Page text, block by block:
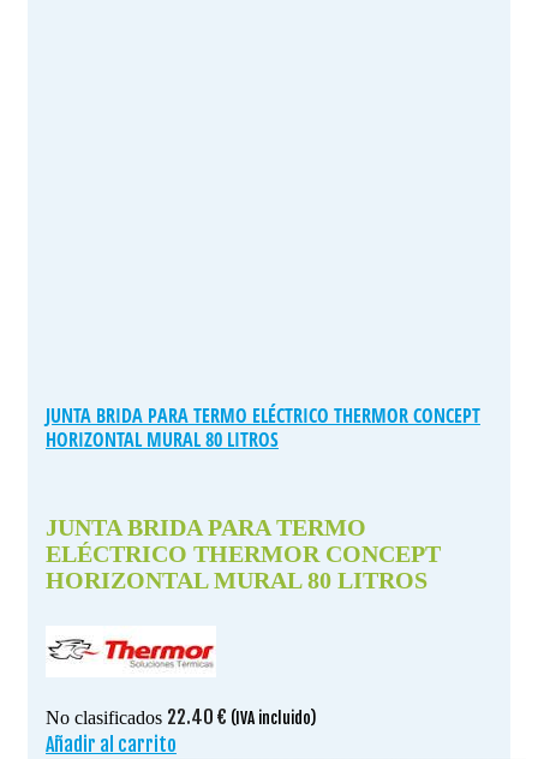
JUNTA BRIDA PARA TERMO ELÉCTRICO THERMOR CONCEPT
HORIZONTAL MURAL 80 LITROS
JUNTA BRIDA PARA TERMO
ELÉCTRICO THERMOR CONCEPT
HORIZONTAL MURAL 80 LITROS
No clasificados 22.40 € (IVA incluido)
Añadir al carrito